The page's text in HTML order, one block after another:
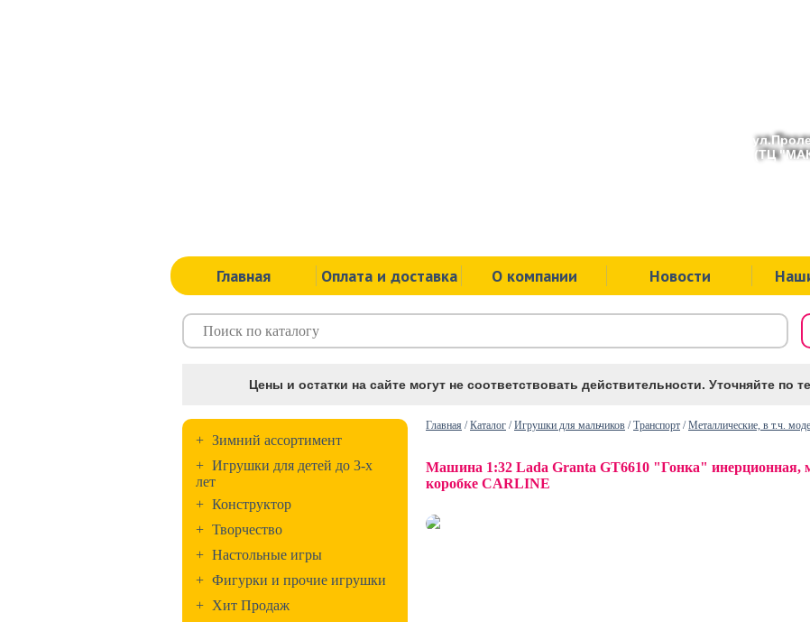
(ТЦ
Главная Оплата и доставка О компании Новости
Цены и остатки на сайте могут не соответствовать действительности. Уточняйте по
+ Зимний ассортимент
+ Игрушки для детей до 3-х
лет
+ Конструктор
+ Творчество
+ Настольные игры
+ Фигурки и прочие игрушки
+ Хит Продаж
Главная /Каталог /Игрушки для мальчиков /Транспорт /Металлические, в т.ч.
Машина 1:32 Lada Granta GT6610 "Гонка" инерционная,
коробке CARLINE